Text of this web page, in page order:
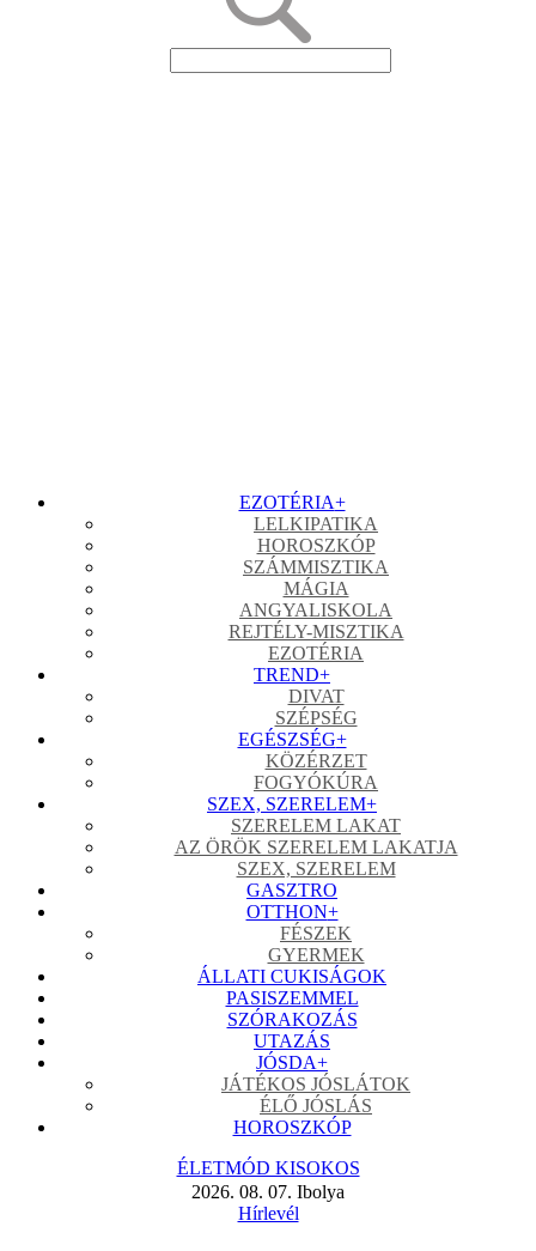
EZOTÉRIA+
LELKIPATIKA
HOROSZKÓP
SZÁMMISZTIKA
MÁGIA
ANGYALISKOLA
REJTÉLY-MISZTIKA
EZOTÉRIA
TREND+
DIVAT
SZÉPSÉG
EGÉSZSÉG+
KÖZÉRZET
FOGYÓKÚRA
SZEX, SZERELEM+
SZERELEM LAKAT
AZ ÖRÖK SZERELEM LAKATJA
SZEX, SZERELEM
GASZTRO
OTTHON+
FÉSZEK
GYERMEK
ÁLLATI CUKISÁGOK
PASISZEMMEL
SZÓRAKOZÁS
UTAZÁS
JÓSDA+
JÁTÉKOS JÓSLÁTOK
ÉLŐ JÓSLÁS
HOROSZKÓP
ÉLETMÓD KISOKOS
2026. 08. 07. Ibolya
Hírlevél